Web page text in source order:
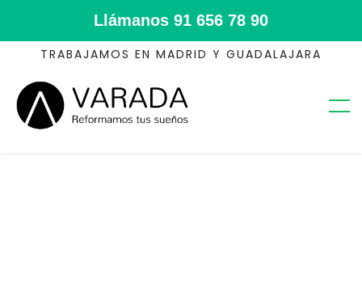
Llámanos 91 656 78 90
TRABAJAMOS EN MADRID Y GUADALAJARA